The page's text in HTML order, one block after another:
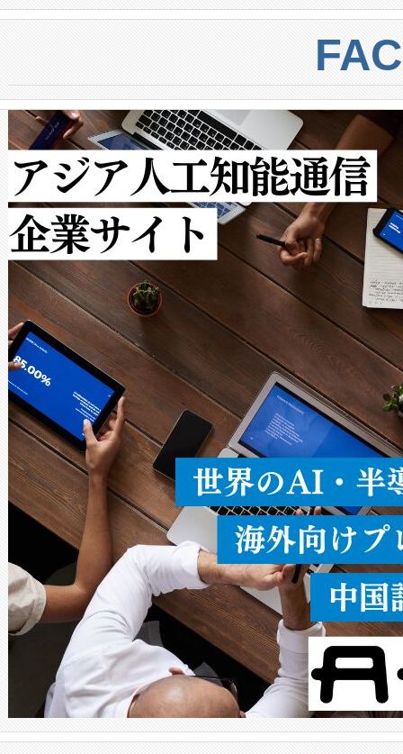
centers. Voltaiqは、ai&のAI
からシステム統合、試運転、
クルの各段階のデータを監視
[…]
ートル先まで検出でき、これ
トに対して約600メートルに
では、反射率10％のターゲッ
で向上し、最大検知距離は
ットだけで最大1キロメート
ルの変電所周囲を監視でき、
作業と点群処理を簡素化でき
Avia 2は、2種類のFOVオプシ
× 80°のノーマルモード、長
ードを切り替えて使用するこ
ることなく、単一のデバイス
うにします。遠距離まで届く
密度なスキャ […]